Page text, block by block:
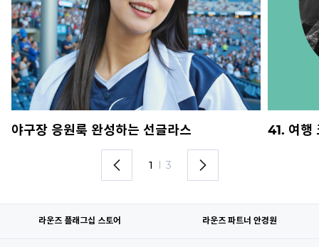
야구장 응원룩 완성하는 선글라스 41. 여행
1 I 3
라운즈 플래그십 스토어 라운즈 파트너 안경원